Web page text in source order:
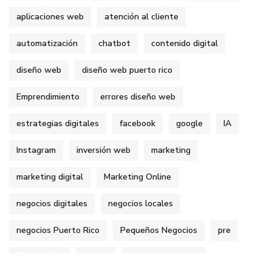
aplicaciones web atención al cliente
automatización chatbot contenido digital
diseño web diseño web puerto rico
Emprendimiento errores diseño web
estrategias digitales facebook google IA
Instagram inversión web marketing
marketing digital Marketing Online
negocios digitales negocios locales
negocios Puerto Rico Pequeños Negocios pre